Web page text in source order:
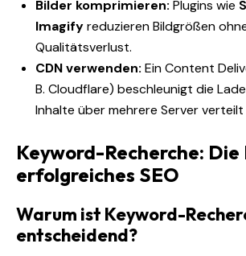
Bilder komprimieren: Plugins wie
Imagifyreduzieren Bildgrößen
Qualitätsverlust.
CDN verwenden: Ein Content
B. Cloudflare) beschleunigt die
Inhalte über mehrere Server
Keyword-Recherche: Die
erfolgreiches SEO
Warum ist Keyword-
entscheidend?